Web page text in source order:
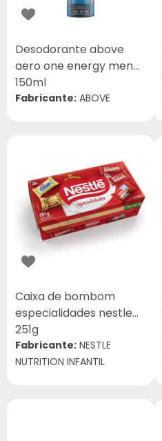
Desodorante above
aero one energy men
150ml
Fabricante: ABOVE
Caixa de bombom
especialidades nestle
251g
Fabricante: NESTLE
NUTRITION INFANTIL